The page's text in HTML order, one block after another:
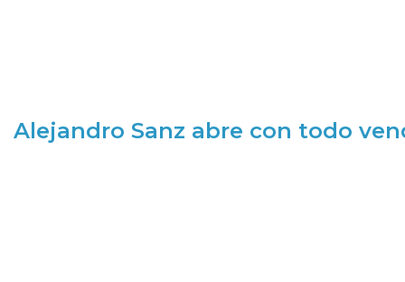
Alejandro Sanz abre con todo